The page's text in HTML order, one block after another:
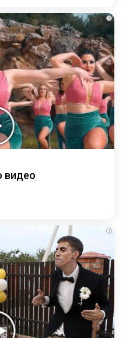
i
видео
i